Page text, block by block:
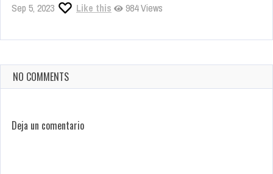
Sep 5, 2023 Like this 984 Views
NO COMMENTS
Deja un comentario